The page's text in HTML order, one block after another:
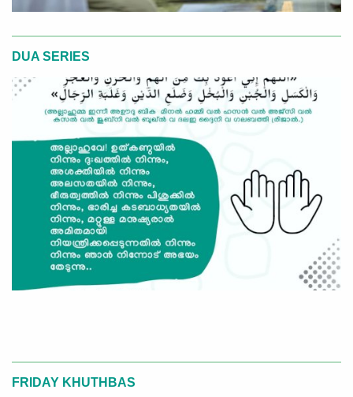
DUA SERIES
FRIDAY KHUTHBAS